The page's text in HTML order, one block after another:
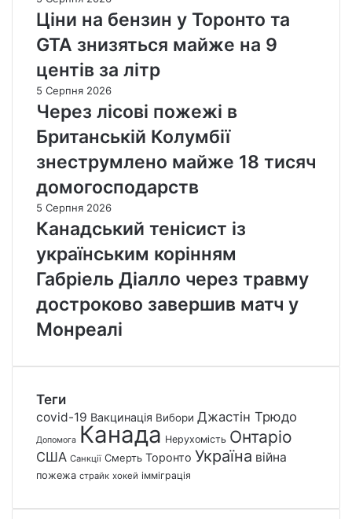
Ціни на бензин у Торонто та
GTA знизяться майже на 9
центів за літр
5 Серпня 2026
Через лісові пожежі в
Британській Колумбії
знеструмлено майже 18 тисяч
домогосподарств
5 Серпня 2026
Канадський тенісист із
українським корінням
Габріель Діалло через травму
достроково завершив матч у
Монреалі
Теги
covid-19 Вакцинація Вибори Джастін Трюдо
Допомога Канада Нерухомість Онтаріо
США Санкції Смерть Торонто Україна війна
пожежа страйк хокей імміграція